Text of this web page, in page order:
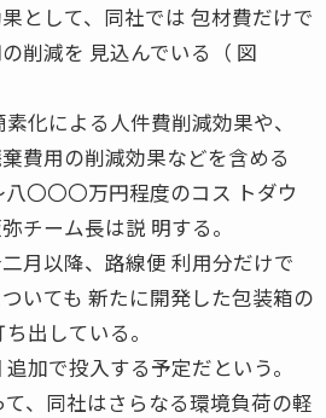
として、同社では 包材費だけで
削減を 見込んでいる（ 図
化による人件費削減効果や、
費用の削減効果などを含める
〇〇〇万円程度のコス トダウ
チーム長は説 明する。
月以降、路線便 利用分だけで
いても 新たに開発した包装箱の
出している。
加で投入する予定だという。
、同社はさらなる環境負荷の軽